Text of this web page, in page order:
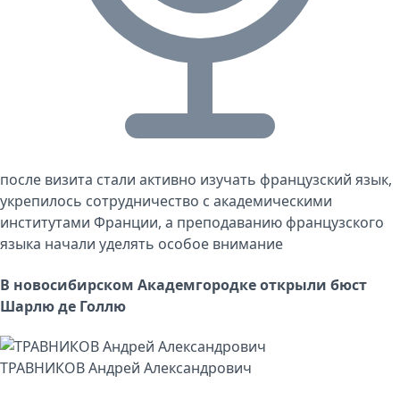
после визита стали активно изучать французский язык,
укрепилось сотрудничество с академическими
институтами Франции, а преподаванию французского
языка начали уделять особое внимание
В новосибирском Академгородке открыли бюст
Шарлю де Голлю
ТРАВНИКОВ Андрей Александрович